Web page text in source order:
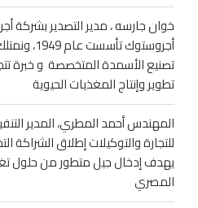
خوان جارسه ، مدير التصدير بشركة
تطوير وإنتاج المغذيات الحيوية
المهندس أحمد المطري، المدير
للتجارة والتوكيلات إطلاق الشراكة
يهدف إدخال جيل متطور من حلول
المصري